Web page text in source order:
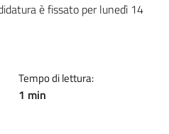
è fissato per lunedì 14
Tempo di lettura:
1 min